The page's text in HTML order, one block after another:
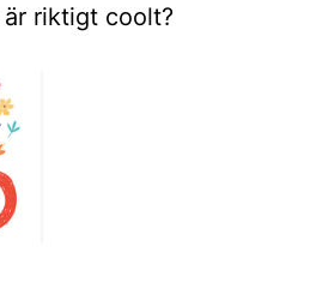
riktigt coolt?